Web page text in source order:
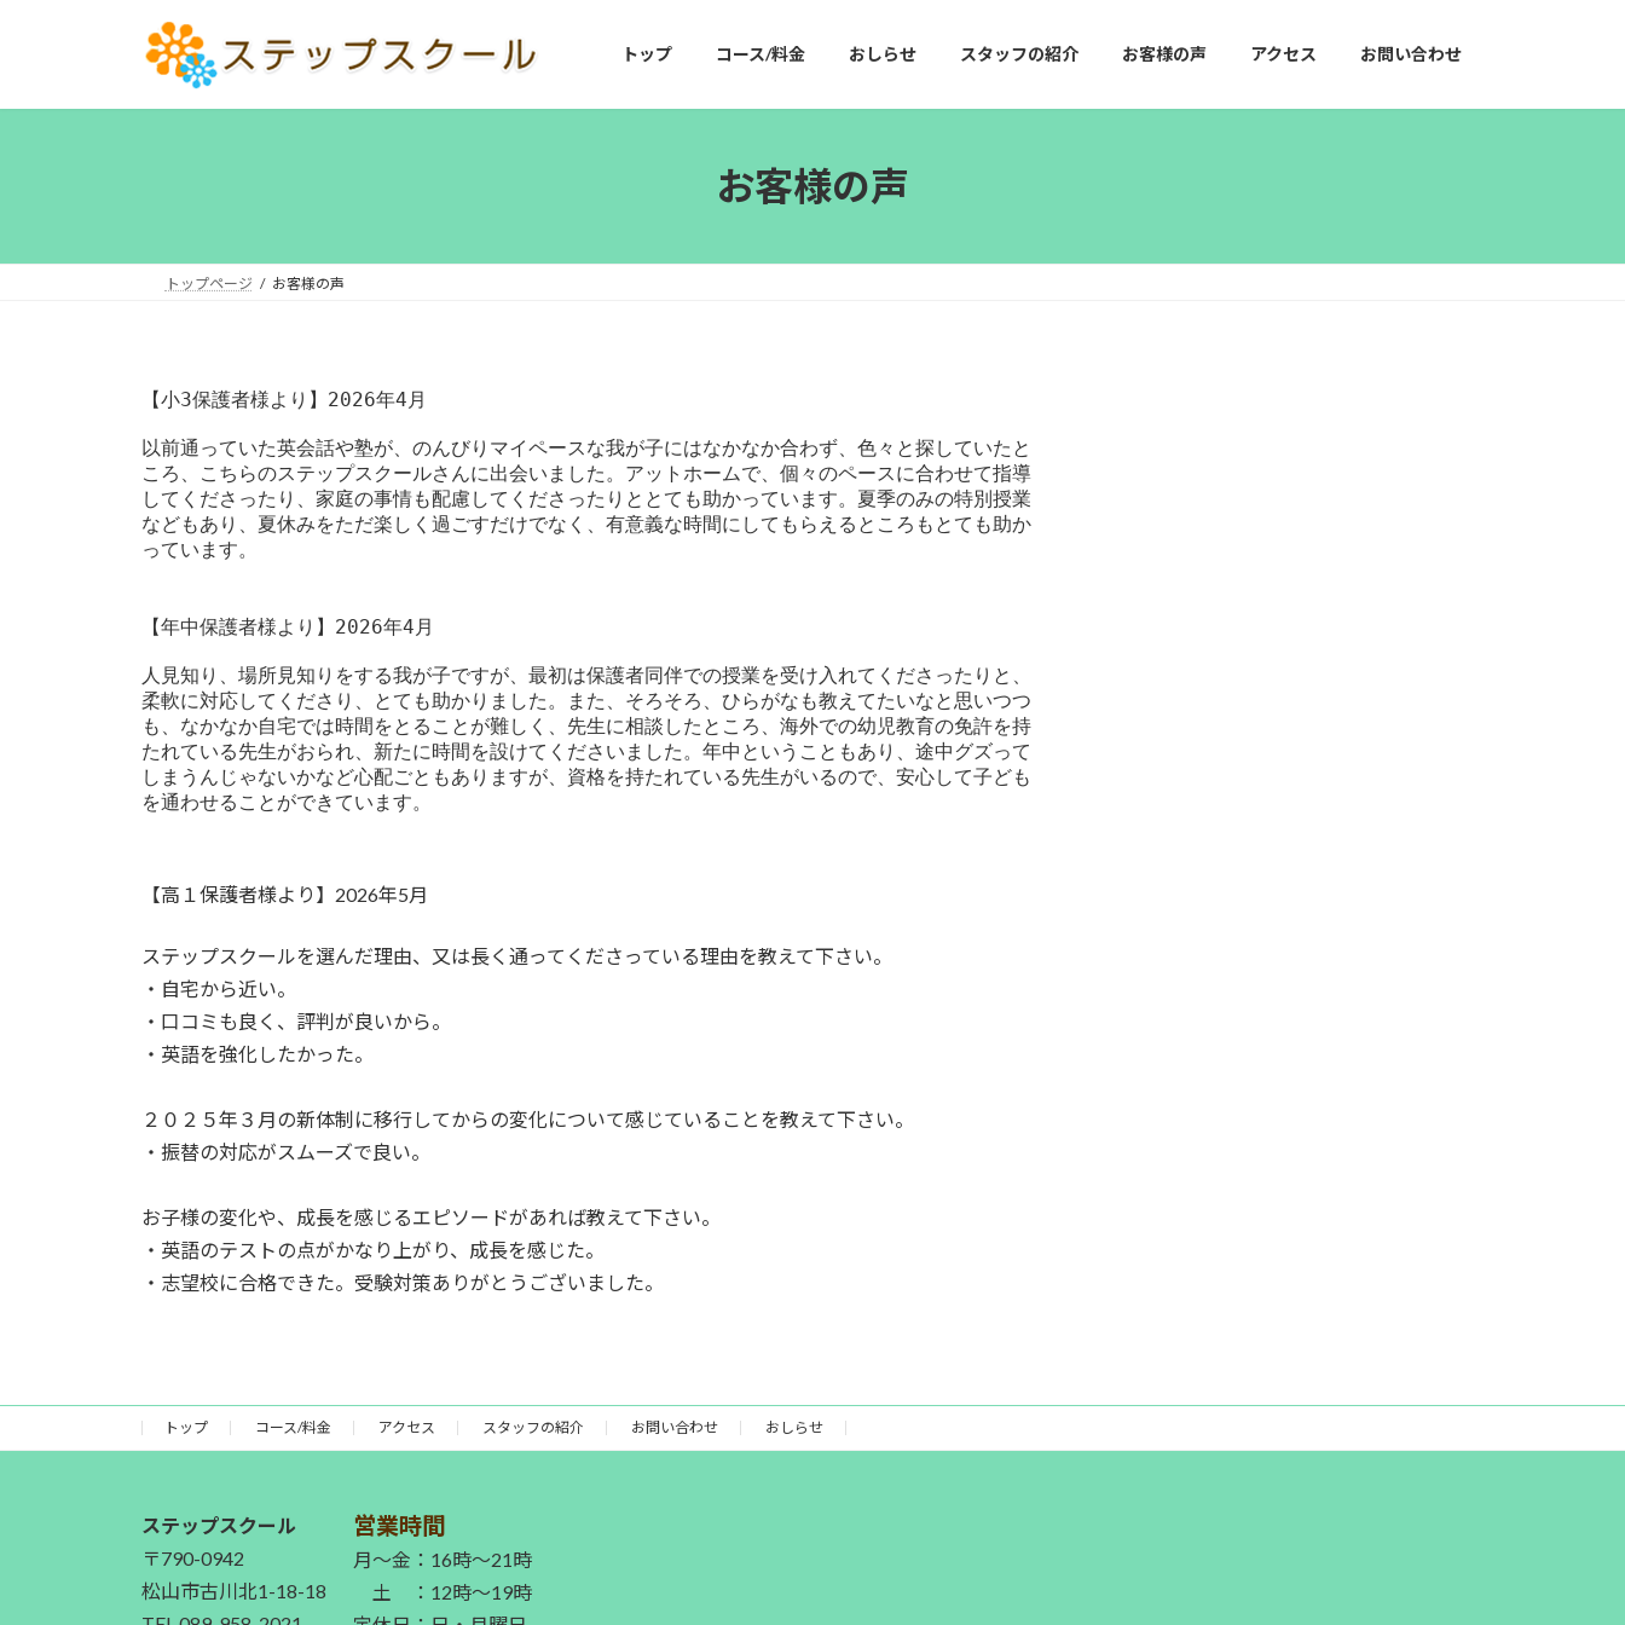
トップ コース/料金 おしらせ スタッフの紹介 お客様の声 アクセス お問い合わせ
お客様の声
トップページ お客様の声
【小3保護者様より】2026年4月
以前通っていた英会話や塾が、のんびりマイペースな我が子にはなかなか合わず、色々と探していたと
ころ、こちらのステップスクールさんに出会いました。アットホームで、個々のペースに合わせて指導
してくださったり、家庭の事情も配慮してくださったりととても助かっています。夏季のみの特別授業
などもあり、夏休みをただ楽しく過ごすだけでなく、有意義な時間にしてもらえるところもとても助か
っています。
【年中保護者様より】2026年4月
人見知り、場所見知りをする我が子ですが、最初は保護者同伴での授業を受け入れてくださったりと、
柔軟に対応してくださり、とても助かりました。また、そろそろ、ひらがなも教えてたいなと思いつつ
も、なかなか自宅では時間をとることが難しく、先生に相談したところ、海外での幼児教育の免許を持
たれている先生がおられ、新たに時間を設けてくださいました。年中ということもあり、途中グズって
しまうんじゃないかなど心配ごともありますが、資格を持たれている先生がいるので、安心して子ども
を通わせることができています。
【高１保護者様より】2026年5月
ステップスクールを選んだ理由、又は長く通ってくださっている理由を教えて下さい。
・自宅から近い。
・口コミも良く、評判が良いから。
・英語を強化したかった。
２０２５年３月の新体制に移行してからの変化について感じていることを教えて下さい。
・振替の対応がスムーズで良い。
お子様の変化や、成長を感じるエピソードがあれば教えて下さい。
・英語のテストの点がかなり上がり、成長を感じた。
・志望校に合格できた。受験対策ありがとうございました。
トップ コース/料金 アクセス スタッフの紹介 お問い合わせ おしらせ
ステップスクール
〒790-0942
松山市古川北1-18-18
営業時間
月～金：16時～21時
土 ：12時～19時